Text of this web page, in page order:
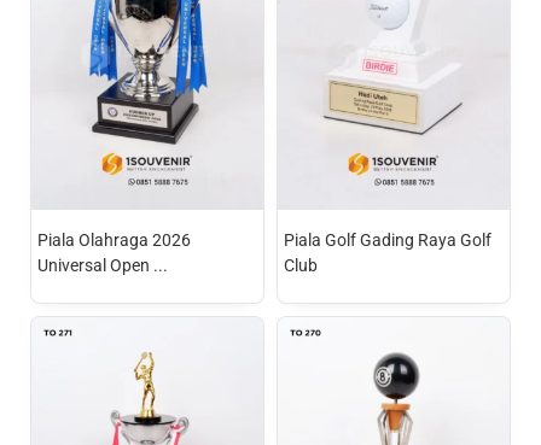
Piala Olahraga 2026
Universal Open ...
Piala Golf Gading Raya Golf
Club